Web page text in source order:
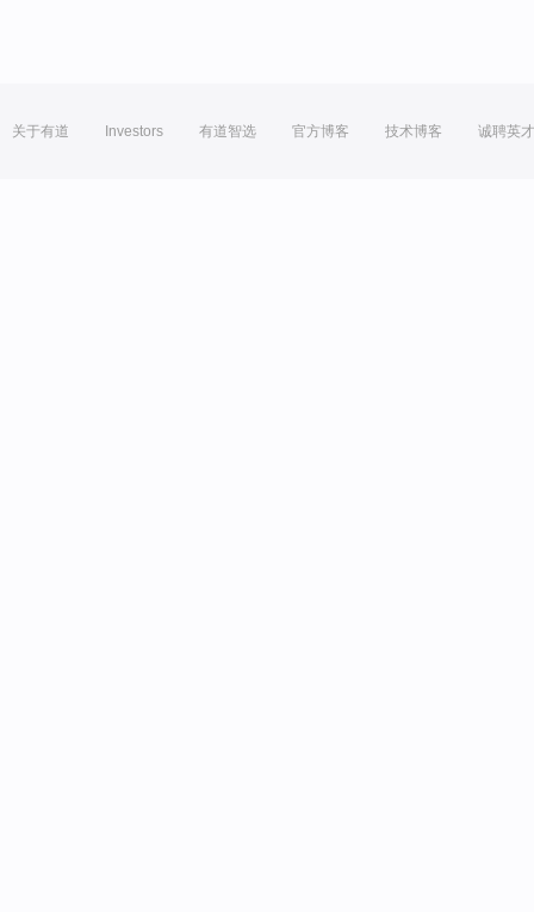
关于有道 Investors 有道智选 官方博客 技术博客 诚聘英才